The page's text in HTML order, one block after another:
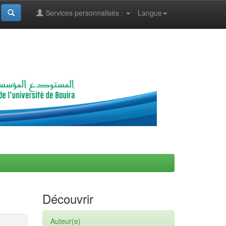
Langue
Services personnalisés :
Découvrir
Auteur(e)